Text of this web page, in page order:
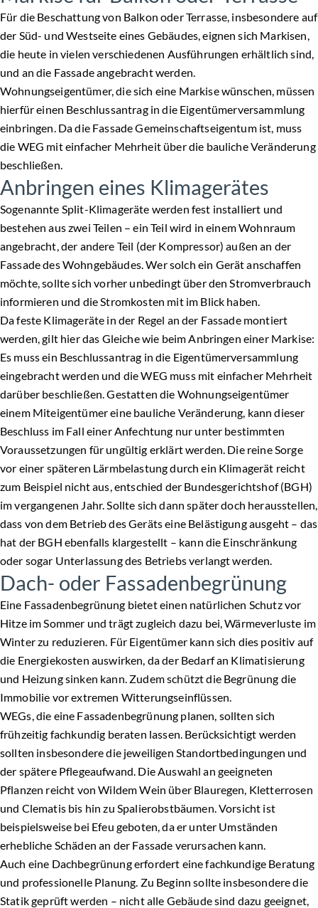
Für die Beschattung von Balkon oder Terrasse, insbesondere auf
der Süd- und Westseite eines Gebäudes, eignen sich Markisen,
die heute in vielen verschiedenen Ausführungen erhältlich sind,
und an die Fassade angebracht werden.
Wohnungseigentümer, die sich eine Markise wünschen, müssen
hierfür einen Beschlussantrag in die Eigentümerversammlung
einbringen. Da die Fassade Gemeinschaftseigentum ist, muss
die WEG mit einfacher Mehrheit über die bauliche Veränderung
beschließen.
Anbringen eines Klimagerätes
Sogenannte Split-Klimageräte werden fest installiert und
bestehen aus zwei Teilen – ein Teil wird in einem Wohnraum
angebracht, der andere Teil (der Kompressor) außen an der
Fassade des Wohngebäudes. Wer solch ein Gerät anschaffen
möchte, sollte sich vorher unbedingt über den Stromverbrauch
informieren und die Stromkosten mit im Blick haben.
Da feste Klimageräte in der Regel an der Fassade montiert
werden, gilt hier das Gleiche wie beim Anbringen einer Markise:
Es muss ein Beschlussantrag in die Eigentümerversammlung
eingebracht werden und die WEG muss mit einfacher Mehrheit
darüber beschließen. Gestatten die Wohnungseigentümer
einem Miteigentümer eine bauliche Veränderung, kann dieser
Beschluss im Fall einer Anfechtung nur unter bestimmten
Voraussetzungen für ungültig erklärt werden. Die reine Sorge
vor einer späteren Lärmbelastung durch ein Klimagerät reicht
zum Beispiel nicht aus, entschied der Bundesgerichtshof (BGH)
im vergangenen Jahr. Sollte sich dann später doch herausstellen,
dass von dem Betrieb des Geräts eine Belästigung ausgeht – das
hat der BGH ebenfalls klargestellt – kann die Einschränkung
oder sogar Unterlassung des Betriebs verlangt werden.
Dach- oder Fassadenbegrünung
Eine Fassadenbegrünung bietet einen natürlichen Schutz vor
Hitze im Sommer und trägt zugleich dazu bei, Wärmeverluste im
Winter zu reduzieren. Für Eigentümer kann sich dies positiv auf
die Energiekosten auswirken, da der Bedarf an Klimatisierung
und Heizung sinken kann. Zudem schützt die Begrünung die
Immobilie vor extremen Witterungseinflüssen.
WEGs, die eine Fassadenbegrünung planen, sollten sich
frühzeitig fachkundig beraten lassen. Berücksichtigt werden
sollten insbesondere die jeweiligen Standortbedingungen und
der spätere Pflegeaufwand. Die Auswahl an geeigneten
Pflanzen reicht von Wildem Wein über Blauregen, Kletterrosen
und Clematis bis hin zu Spalierobstbäumen. Vorsicht ist
beispielsweise bei Efeu geboten, da er unter Umständen
erhebliche Schäden an der Fassade verursachen kann.
Auch eine Dachbegrünung erfordert eine fachkundige Beratung
und professionelle Planung. Zu Beginn sollte insbesondere die
Statik geprüft werden – nicht alle Gebäude sind dazu geeignet,